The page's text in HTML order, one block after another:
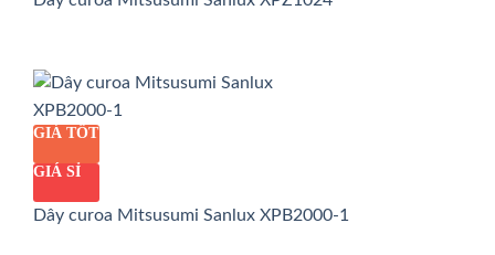
GIÁ TỐT
GIÁ SỈ
Dây curoa Mitsusumi Sanlux XPB2000-1